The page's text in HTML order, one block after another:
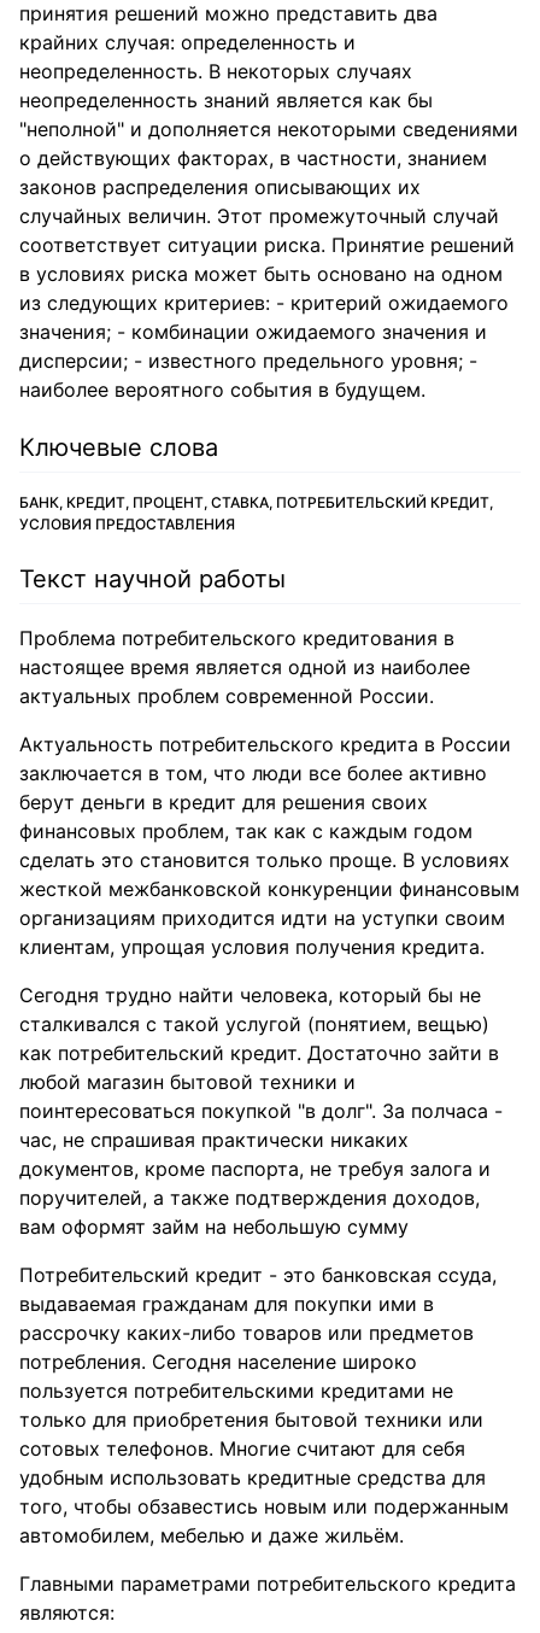
принятия решений можно представить два
крайних случая: определенность и
неопределенность. В некоторых случаях
неопределенность знаний является как бы
"неполной" и дополняется некоторыми сведениями
о действующих факторах, в частности, знанием
законов распределения описывающих их
случайных величин. Этот промежуточный случай
соответствует ситуации риска. Принятие решений
в условиях риска может быть основано на одном
из следующих критериев: - критерий ожидаемого
значения; - комбинации ожидаемого значения и
дисперсии; - известного предельного уровня; -
наиболее вероятного события в будущем.
Ключевые слова
БАНК, КРЕДИТ, ПРОЦЕНТ, СТАВКА, ПОТРЕБИТЕЛЬСКИЙ КРЕДИТ,
УСЛОВИЯ ПРЕДОСТАВЛЕНИЯ
Текст научной работы
Проблема потребительского кредитования в
настоящее время является одной из наиболее
актуальных проблем современной России.
Актуальность потребительского кредита в России
заключается в том, что люди все более активно
берут деньги в кредит для решения своих
финансовых проблем, так как с каждым годом
сделать это становится только проще. В условиях
жесткой межбанковской конкуренции финансовым
организациям приходится идти на уступки своим
клиентам, упрощая условия получения кредита.
Сегодня трудно найти человека, который бы не
сталкивался с такой услугой (понятием, вещью)
как потребительский кредит. Достаточно зайти в
любой магазин бытовой техники и
поинтересоваться покупкой "в долг". За полчаса -
час, не спрашивая практически никаких
документов, кроме паспорта, не требуя залога и
поручителей, а также подтверждения доходов,
вам оформят займ на небольшую сумму
Потребительский кредит - это банковская ссуда,
выдаваемая гражданам для покупки ими в
рассрочку каких-либо товаров или предметов
потребления. Сегодня население широко
пользуется потребительскими кредитами не
только для приобретения бытовой техники или
сотовых телефонов. Многие считают для себя
удобным использовать кредитные средства для
того, чтобы обзавестись новым или подержанным
автомобилем, мебелью и даже жильём.
Главными параметрами потребительского кредита
являются: